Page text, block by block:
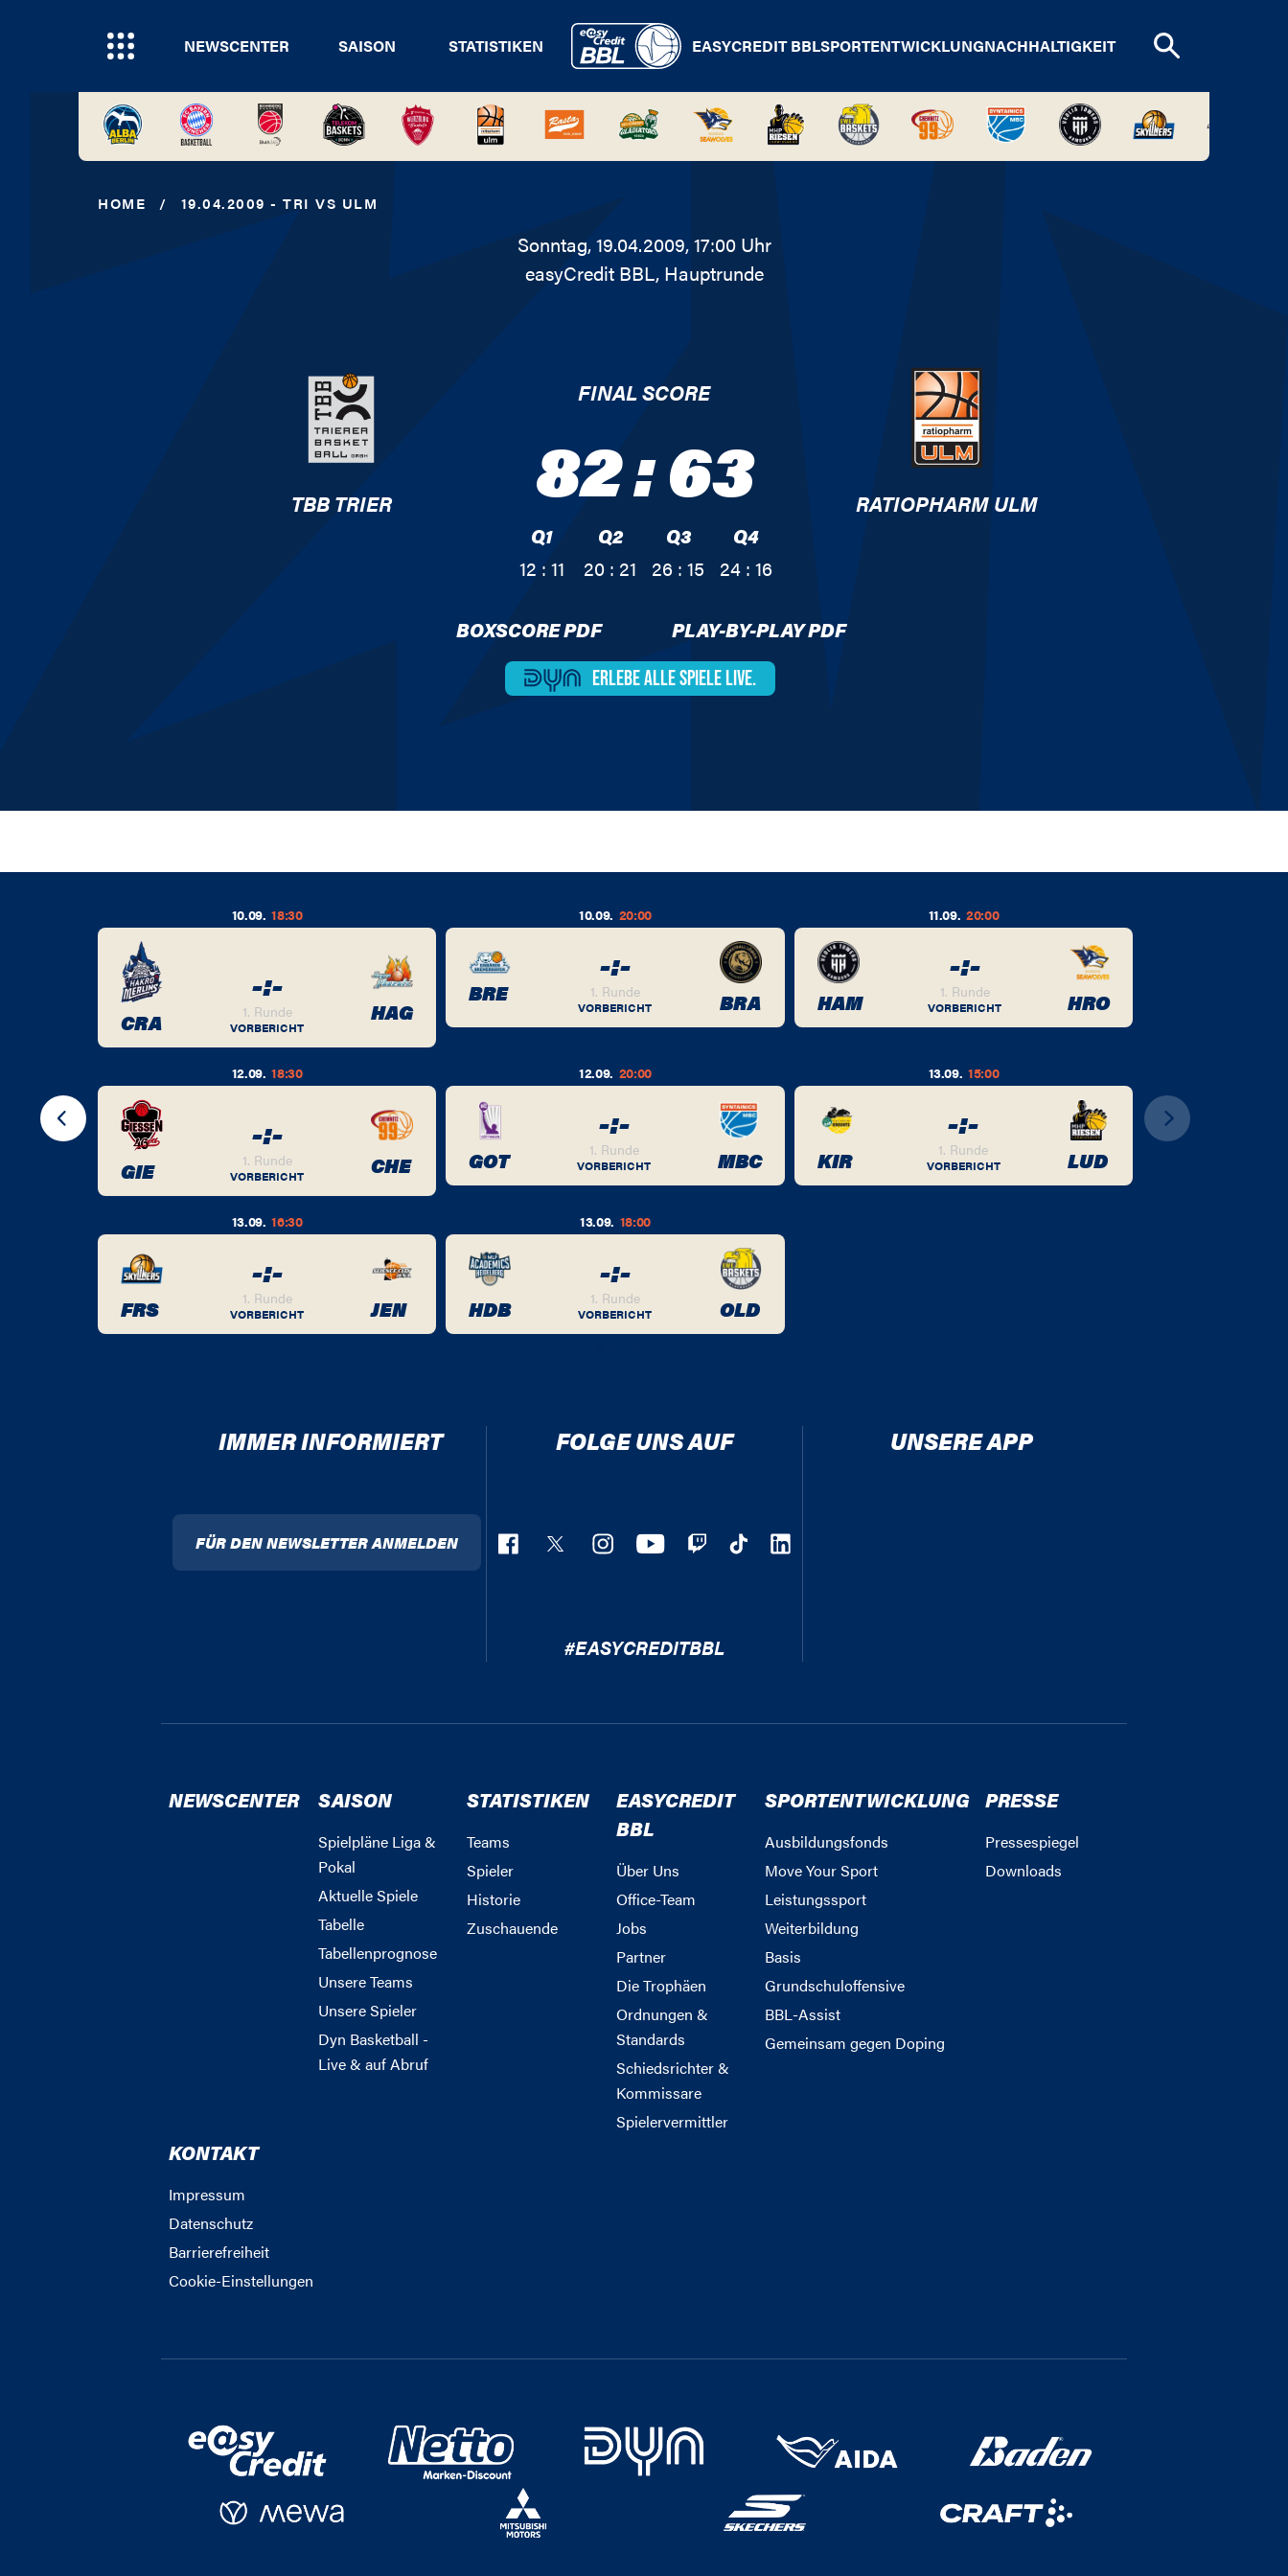
NEWSCENTER SAISON STATISTIKEN EASYCREDIT BBLSPORTENTWICKLUNGNACHHALTIGKEIT
HOME / 19.04.2009 - TRI VS ULM
Sonntag, 19.04.2009, 17:00 Uhr
easyCredit BBL, Hauptrunde
TBB TRIER
FINAL SCORE
82:63
Q1
12 : 11
Q2
20 : 21
Q3
26 : 15
Q4
24 : 16
RATIOPHARM ULM
BOXSCORE PDF PLAY-BY-PLAY PDF
ERLEBE ALLESPIELE LIVE.
BER
10.09. 18:30
CRA
-:-
1. Runde
VORBERICHT
HAG
10.09. 20:00
BRE
-:-
1. Runde
VORBERICHT BRA
11.09. 20:00
HAM
-:-
1. Runde
VORBERICHT HRO
12.09. 18:30
GIE
-:-
1. Runde
VORBERICHT CHE
12.09. 20:00
GOT
-:-
1. Runde
VORBERICHT MBC
13.09. 15:00
KIR
-:-
1. Runde
VORBERICHT LUD
13.09. 16:30
FRS
-:-
1. Runde
VORBERICHT JEN
13.09. 18:00
HDB
-:-
1. Runde
VORBERICHT OLD
IMMER INFORMIERT
FÜR DEN NEWSLETTER ANMELDEN
FOLGE UNS AUF
#EASYCREDITBBL
UNSERE APP
NEWSCENTER SAISON
Spielpläne Liga &
Pokal
Aktuelle Spiele
Tabelle
Tabellenprognose
Unsere Teams
Unsere Spieler
Dyn Basketball -
Live & auf Abruf
STATISTIKEN
Teams
Spieler
Historie
Zuschauende
EASYCREDIT
BBL
Über Uns
Office-Team
Jobs
Partner
Die Trophäen
Ordnungen &
Standards
Schiedsrichter &
Kommissare
Spielervermittler
SPORTENTWICKLUNG
Ausbildungsfonds
Move Your Sport
Leistungssport
Weiterbildung
Basis
Grundschuloffensive
BBL-Assist
Gemeinsam gegen Doping
PRESSE
Pressespiegel
Downloads
KONTAKT
Impressum
Datenschutz
Barrierefreiheit
Cookie-Einstellungen